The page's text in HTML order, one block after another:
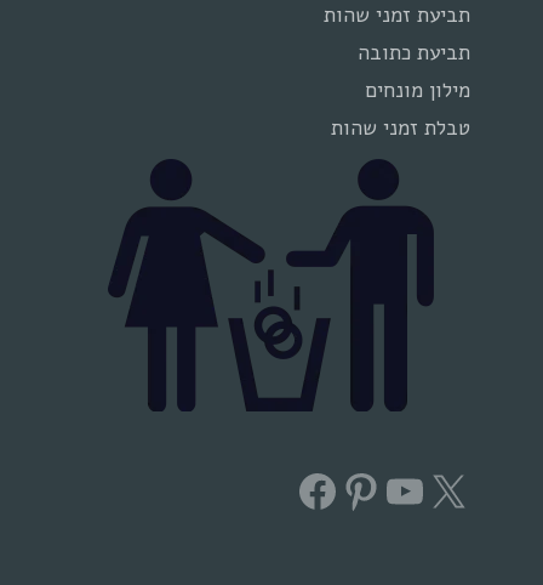
תביעת זמני שהות
תביעת כתובה
מילון מונחים
טבלת זמני שהות
X
YouTube
Pinterest
Facebook